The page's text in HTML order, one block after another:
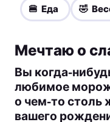
🍔 Еда 🤣
Мечтаю о
Вы когда-
любимое
о чем-то столь
вашего